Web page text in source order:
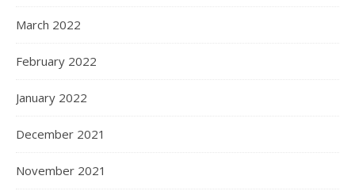
March 2022
February 2022
January 2022
December 2021
November 2021